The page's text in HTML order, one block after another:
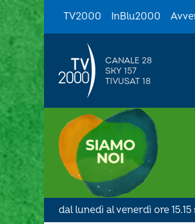
TV2000 InBlu2000
CANALE 28
SKY 157
TIVUSAT 18
dal lunedì al venerdì ore